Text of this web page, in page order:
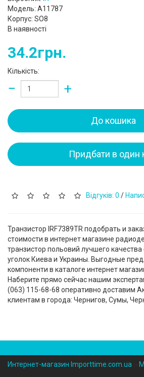
Модель: A11787
Корпус: SO8
В наявності
34.2грн.
Кількість:
− +
До кошика
Придбати в один
Відгуків: 0 /
Транзистор IRF7389TR подобрать и
стоимости в интернет магазине
транзистор польовий лучшего
уголок Киева и Украины. Выгодные
компоненти в каталоге интернет
Наберите прямо сейчас нашим
(‎063) 115-68-68 оперативно доставим
клиентам в города: Чернигов, Сумы,
Интернет-магазин Importtime.com.ua